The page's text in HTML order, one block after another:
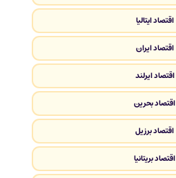
اقتصاد ایتالیا
اقتصاد ایران
اقتصاد ایرلند
اقتصاد بحرین
اقتصاد برزیل
اقتصاد بریتانیا